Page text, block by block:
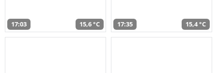
17:03 15,6 °C 17:35 15,4 °C